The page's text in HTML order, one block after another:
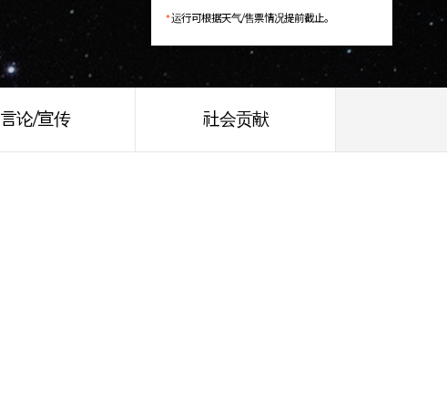
*运行可根据天气/售票情况提前截止。
言论/宣传 社会贡献